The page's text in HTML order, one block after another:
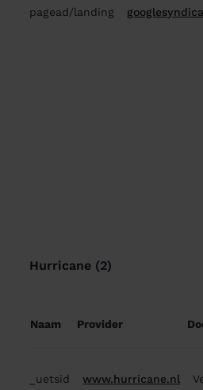
pagead/landing
Hurricane (2)
Naam Provider
_uetsid www.hurricane.nl